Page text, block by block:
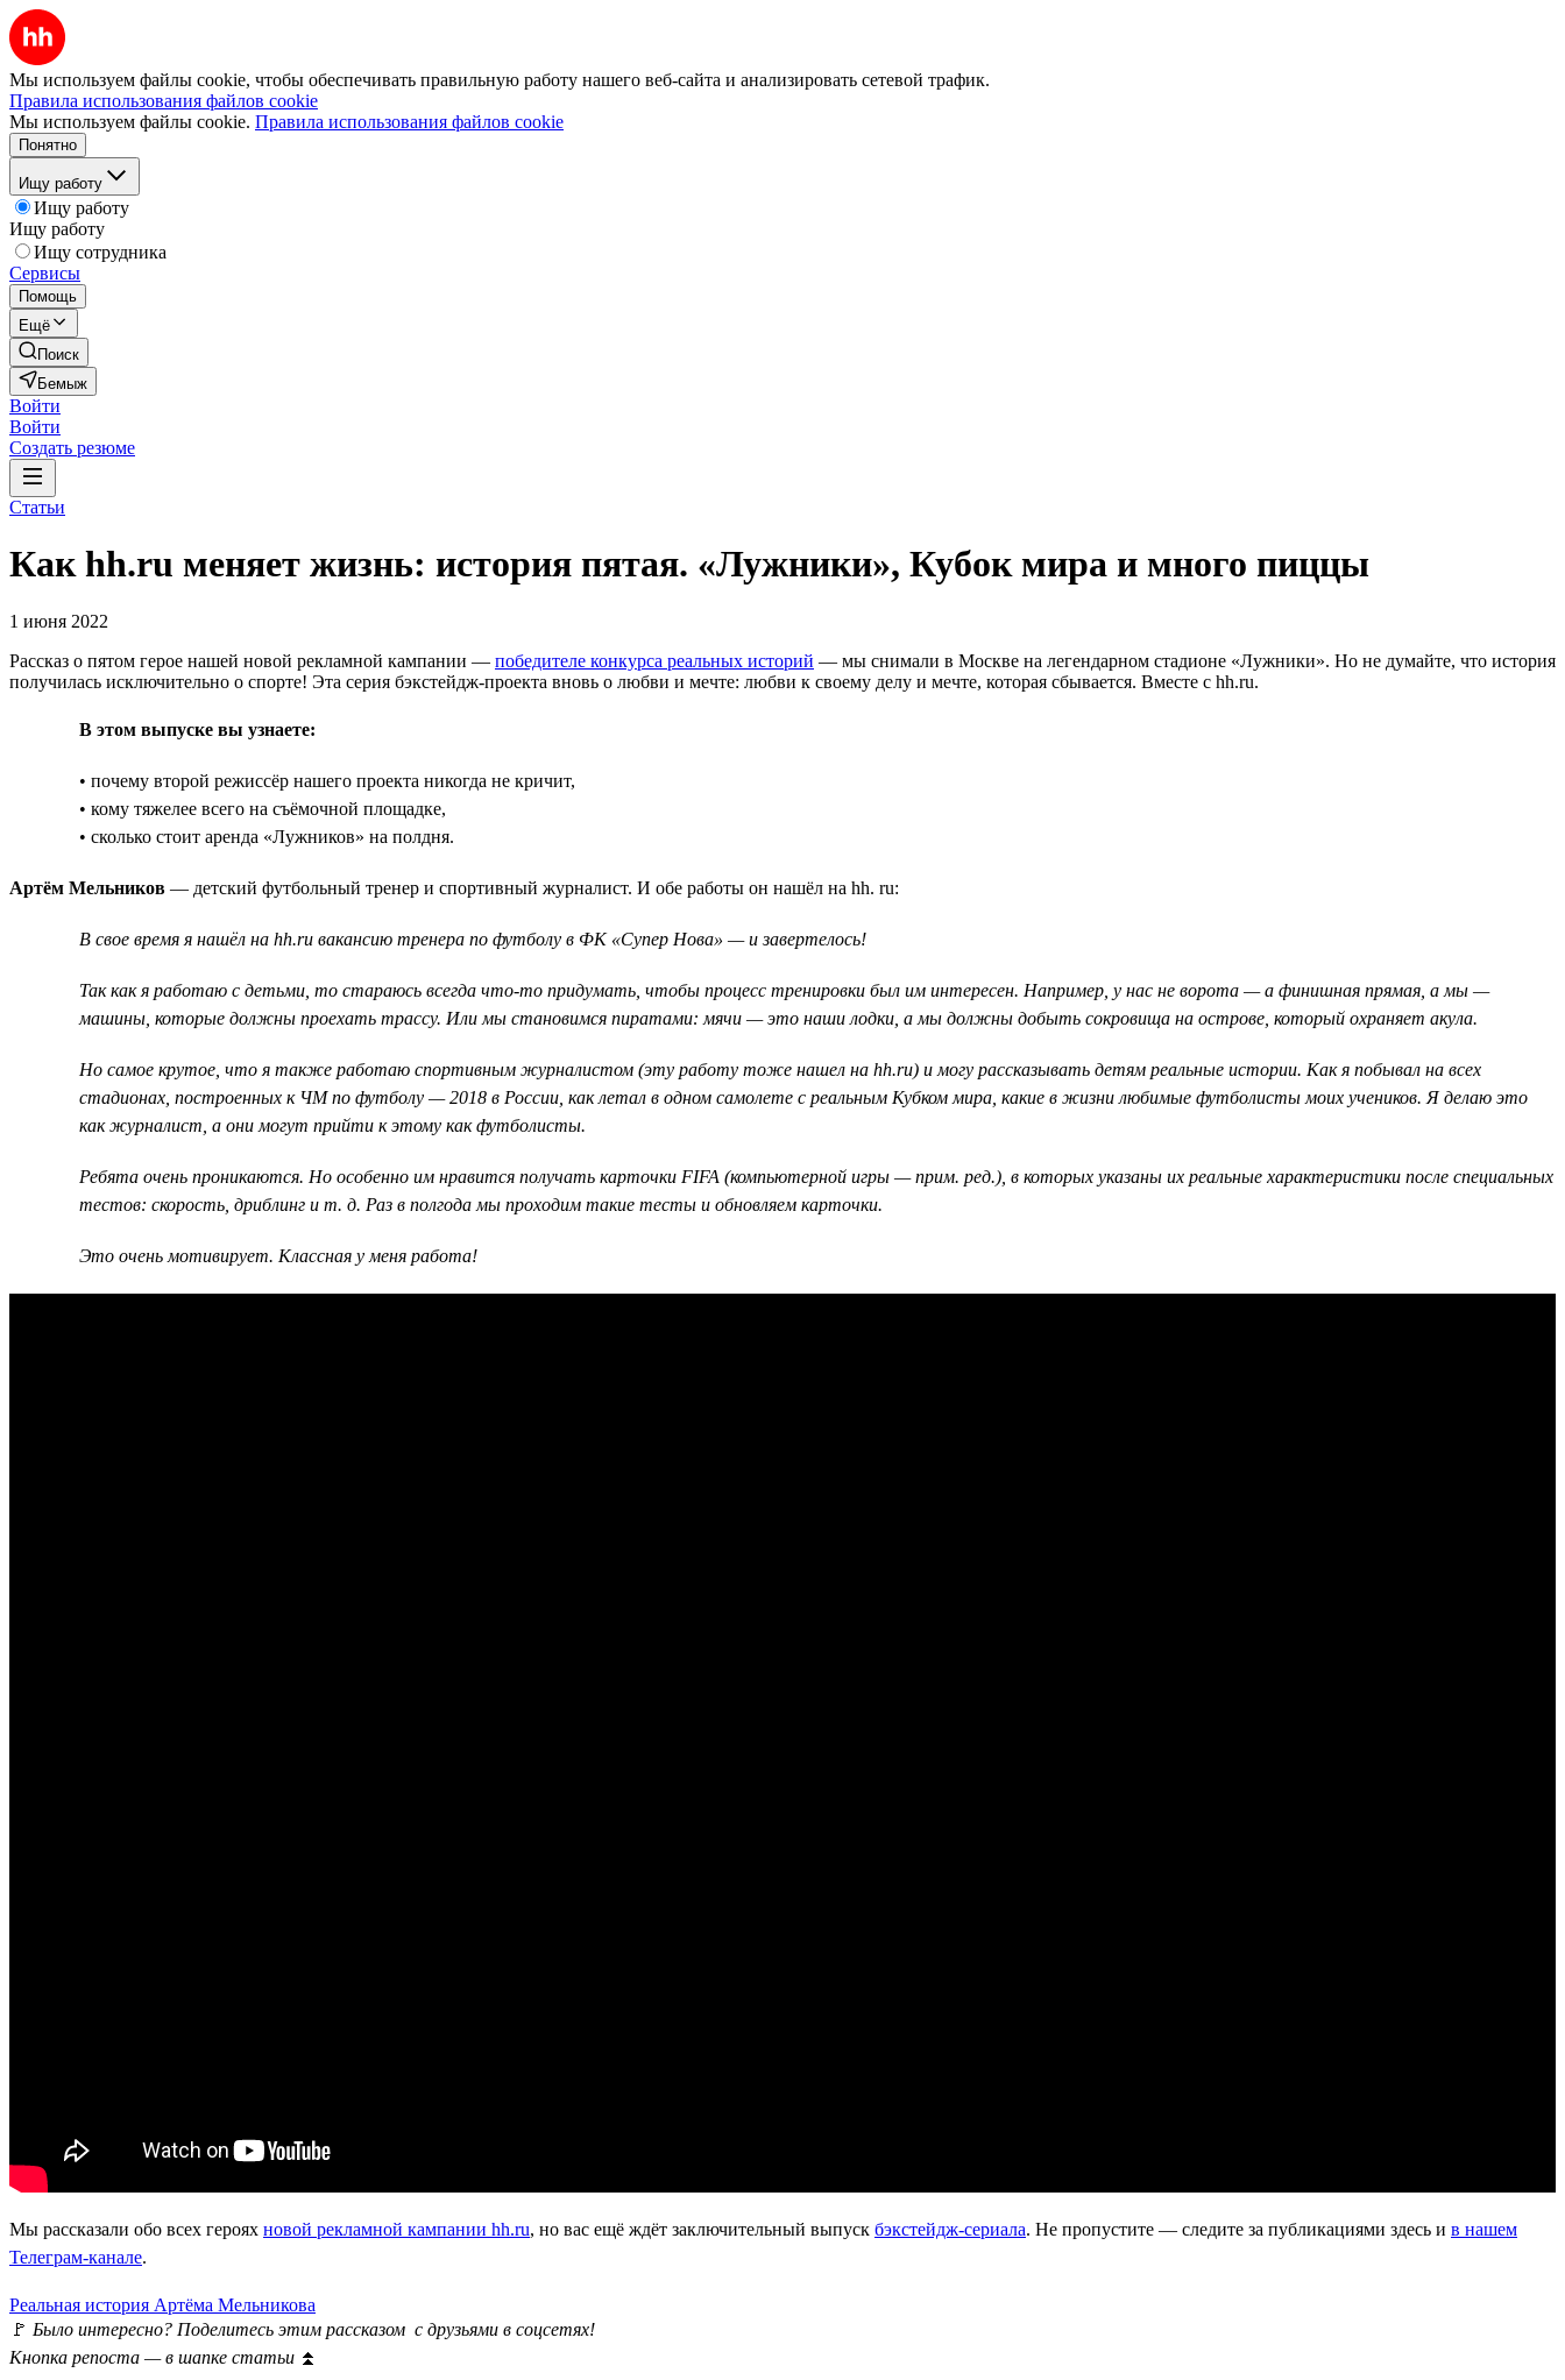
Мы используем файлы cookie, чтобы обеспечивать правильную работу нашего веб-сайта и анализировать сетевой трафик.
Правила использования файлов cookie
Мы используем файлы cookie. Правила использования файлов cookie
Понятно
Ищу работу
Ищу работу
Ищу работу
Ищу сотрудника
Сервисы
Помощь
Ещё
Поиск
Бемыж
Войти
Войти
Создать резюме
Статьи
Как hh.ru меняет жизнь: история пятая. «Лужники», Кубок мира и много пиццы
1 июня 2022
Рассказ о пятом герое нашей новой рекламной кампании — победителе конкурса реальных историй — мы снимали в Москве на легендарном стадионе «Лужники». Но не думайте, что история
получилась исключительно о спорте! Эта серия бэкстейдж-проекта вновь о любви и мечте: любви к своему делу и мечте, которая сбывается. Вместе с hh.ru.
В этом выпуске вы узнаете:
• почему второй режиссёр нашего проекта никогда не кричит,
• кому тяжелее всего на съёмочной площадке,
• сколько стоит аренда «Лужников» на полдня.
Артём Мельников — детский футбольный тренер и спортивный журналист. И обе работы он нашёл на hh. ru:
В свое время я нашёл на hh.ru вакансию тренера по футболу в ФК «Супер Нова» — и завертелось!
Так как я работаю с детьми, то стараюсь всегда что-то придумать, чтобы процесс тренировки был им интересен. Например, у нас не ворота — а финишная прямая, а мы —
машины, которые должны проехать трассу. Или мы становимся пиратами: мячи — это наши лодки, а мы должны добыть сокровища на острове, который охраняет акула.
Но самое крутое, что я также работаю спортивным журналистом (эту работу тоже нашел на hh.ru) и могу рассказывать детям реальные истории. Как я побывал на всех
стадионах, построенных к ЧМ по футболу — 2018 в России, как летал в одном самолете с реальным Кубком мира, какие в жизни любимые футболисты моих учеников. Я делаю это
как журналист, а они могут прийти к этому как футболисты.
Ребята очень проникаются. Но особенно им нравится получать карточки FIFA (компьютерной игры — прим. ред.), в которых указаны их реальные характеристики после специальных
тестов: скорость, дриблинг и т. д. Раз в полгода мы проходим такие тесты и обновляем карточки.
Это очень мотивирует. Классная у меня работа!
Мы рассказали обо всех героях новой рекламной кампании hh.ru, но вас ещё ждёт заключительный выпуск бэкстейдж-сериала. Не пропустите — следите за публикациями здесь и в нашем
Телеграм-канале.
Реальная история Артёма Мельникова
🚩 Было интересно? Поделитесь этим рассказом с друзьями в соцсетях!
Кнопка репоста — в шапке статьи ⏫